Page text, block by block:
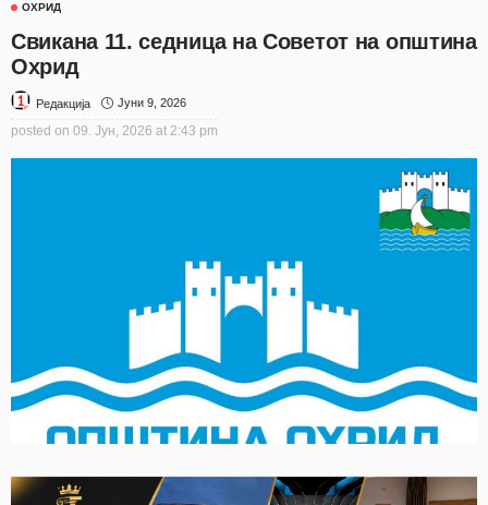
ОХРИД
Свикана 11. седница на Советот на општина
Охрид
Редакција Јуни 9, 2026
posted on 09. Јун, 2026 at 2:43 pm